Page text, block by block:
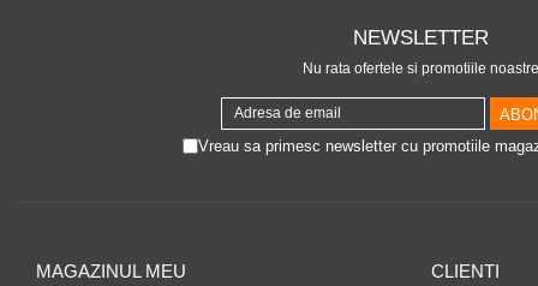
NEWSLETTER
Nu rata ofertele si promotiile
Vreau sa primesc newsletter cu promotiile
MAGAZINUL MEU CLIENTI